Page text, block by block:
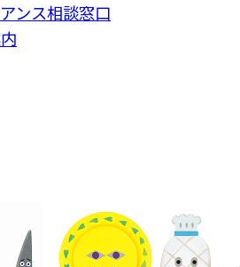
ンス相談窓⼝